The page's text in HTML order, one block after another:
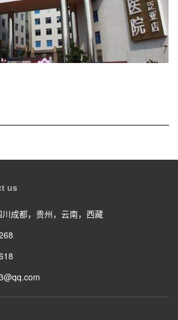
us
成都，贵州，云南，西藏